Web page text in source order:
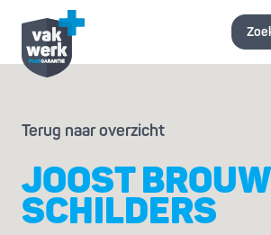
Terug naar overzicht
JOOST
SCHILDERS